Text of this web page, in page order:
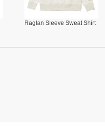
Raglan Sleeve Sweat Shirt